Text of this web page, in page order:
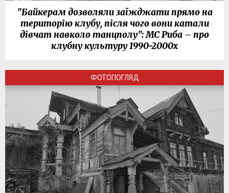
"Байкерам дозволяли заїжджати прямо на
територію клубу, після чого вони катали
дівчат навколо танцполу": МС Риба – про
клубну культуру 1990-2000х
ФОТОПОГЛЯД